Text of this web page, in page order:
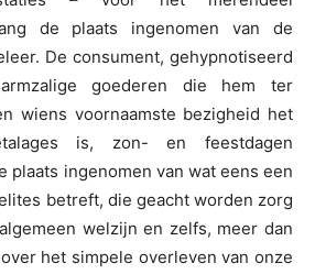
de plaats ingenomen van de
De consument, gehypnotiseerd
goederen die hem ter
wiens voornaamste bezigheid het
is, zon- en feestdagen
plaats ingenomen van wat eens een
betreft, die geacht worden zorg
welzijn en zelfs, meer dan
het simpele overleven van onze